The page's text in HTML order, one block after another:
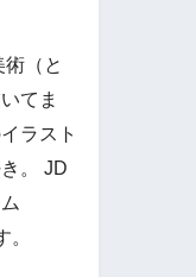
（と
てま
ラスト
。 JD